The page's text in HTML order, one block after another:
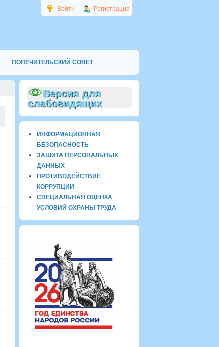
Войти Регистрация
ПОПЕЧИТЕЛЬСКИЙ СОВЕТ
Версия для
слабовидящих
ИНФОРМАЦИОННАЯ
БЕЗОПАСНОСТЬ
ЗАЩИТА ПЕРСОНАЛЬНЫХ
ДАННЫХ
ПРОТИВОДЕЙСТВИЕ
КОРРУПЦИИ
СПЕЦИАЛЬНАЯ ОЦЕНКА
УСЛОВИЙ ОХРАНЫ ТРУДА